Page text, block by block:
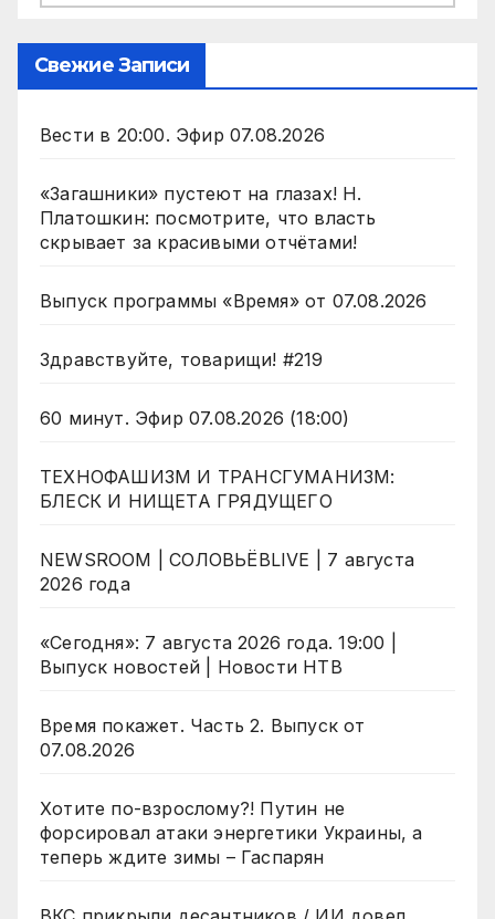
Свежие Записи
Вести в 20:00. Эфир 07.08.2026
«Загашники» пустеют на глазах! Н.
Платошкин: посмотрите, что власть
скрывает за красивыми отчётами!
Выпуск программы «Время» от 07.08.2026
Здравствуйте, товарищи! #219
60 минут. Эфир 07.08.2026 (18:00)
ТЕХНОФАШИЗМ И ТРАНСГУМАНИЗМ:
БЛЕСК И НИЩЕТА ГРЯДУЩЕГО
NEWSROOM | СОЛОВЬЁВLIVE | 7 августа
2026 года
«Сегодня»: 7 августа 2026 года. 19:00 |
Выпуск новостей | Новости НТВ
Время покажет. Часть 2. Выпуск от
07.08.2026
Хотите по-взрослому?! Путин не
форсировал атаки энергетики Украины, а
теперь ждите зимы – Гаспарян